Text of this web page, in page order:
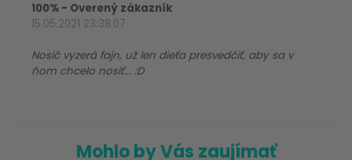
100% - Overený zákazník
15.05.2021 23:38:07
Nosič vyzerá fajn, už len dieťa presvedčiť, aby sa v
ňom chcelo nosiť... :D
Mohlo by Vás zaujímať